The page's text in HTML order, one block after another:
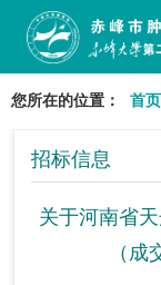
您所在的位置： 首页
招标信息
关于河南省
（